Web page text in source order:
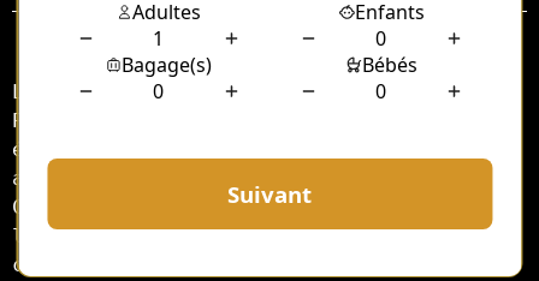
Le MIPIM, le Marché International des
Professionnels de l'Immobilier, est un
événement incontournable qui attire chaque
année des milliers de participants à
Cannes. Pour de nombreux professionnels de
l'immobilier et investisseurs, se rendre à
cet événement prestigieux en toute